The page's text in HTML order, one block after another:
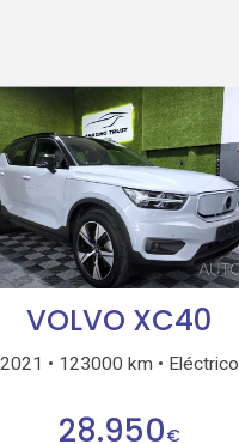
VOLVO XC40
2021 123000 km Eléctrico
28.950€